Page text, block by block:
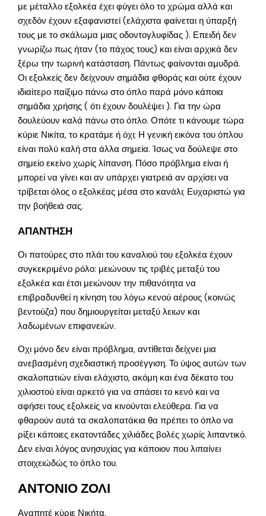
με μέταλλο εξολκέα έχει φύγει όλο το χρώμα αλλά και
σχεδόν έχουν εξαφανιστεί (ελάχιστα φαίνεται η ύπαρξή
τους με το σκάλωμα μιας οδοντογλυφίδας ). Επειδή δεν
γνωρίζω πως ήταν (το πάχος τους) και είναι αρχικά δεν
ξέρω την τωρινή κατάσταση. Πάντως φαίνονται αμυδρά.
Οι εξολκείς δεν δείχνουν σημάδια φθοράς και ούτε έχουν
ιδιαίτερο παίξιμο πάνω στο όπλο παρά μόνο κάποια
σημάδια χρήσης ( ότι έχουν δουλέψει ). Για την ώρα
δουλεύουν καλά πάνω στο όπλο. Οπότε τι κάνουμε τώρα
κύριε Νικίτα, το κρατάμε ή όχι; Η γενική εικόνα του όπλου
είναι πολύ καλή στα άλλα σημεία. Ίσως να δούλεψε στο
σημείο εκείνο χωρίς λίπανση. Πόσο πρόβλημα είναι ή
μπορεί να γίνει και αν υπάρχει γιατρειά αν αρχίσει να
τρίβεται όλος ο εξολκέας μέσα στο κανάλι; Ευχαριστώ για
την βοήθειά σας.
ΑΠΑΝΤΗΣΗ
Οι πατούρες στο πλάι του καναλιού του εξολκέα έχουν
συγκεκριμένο ρόλο: μειώνουν τις τριβές μεταξύ του
εξολκέα και έτσι μειώνουν την πιθανότητα να
επιβραδυνθεί η κίνηση του λόγω κενού αέρους (κοινώς
βεντούζα) που δημιουργείται μεταξύ λειων και
λαδωμένων επιφανειών.
Οχι μόνο δεν είναι πρόβλημα, αντίθεται δείχνει μια
ανεβασμένη σχεδιαστική προσέγγιση. Το ύψος αυτών των
σκαλοπατιών είναι ελάχιστο, ακόμη και ένα δέκατο του
χιλιοστού είναι αρκετό για να σπάσει το κενό και να
αφήσει τους εξολκείς να κινούνται ελεύθερα. Για να
φθαρούν αυτά τα σκαλοπατάκια θα πρέπει το όπλο να
ρίξει κάποιες εκατοντάδες χιλιάδες βολές χωρίς λιπαντικό.
Δεν είναι λόγος ανησυχίας για κάποιον που λιπαίνει
στοιχειώδώς το όπλο του.
ΑΝΤΟΝΙΟ ΖΟΛΙ
Αγαπητέ κύριε Νικήτα,